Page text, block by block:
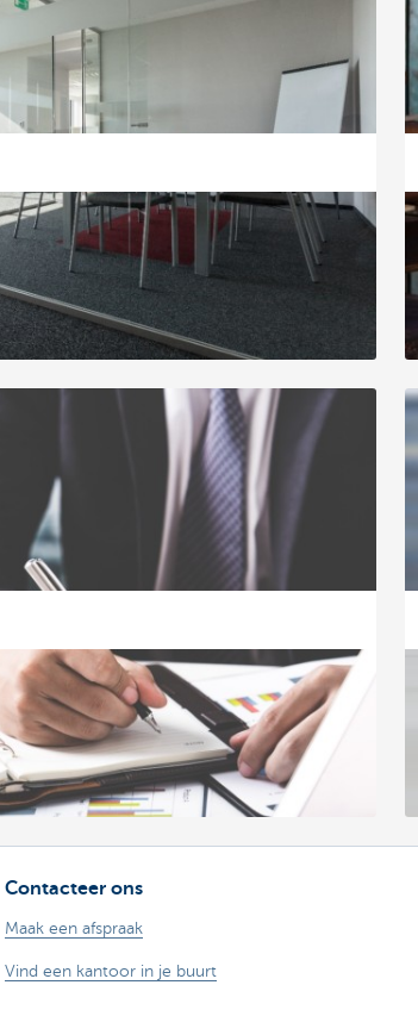
Contacteer ons
Maak een afspraak
Vind een kantoor in je buurt